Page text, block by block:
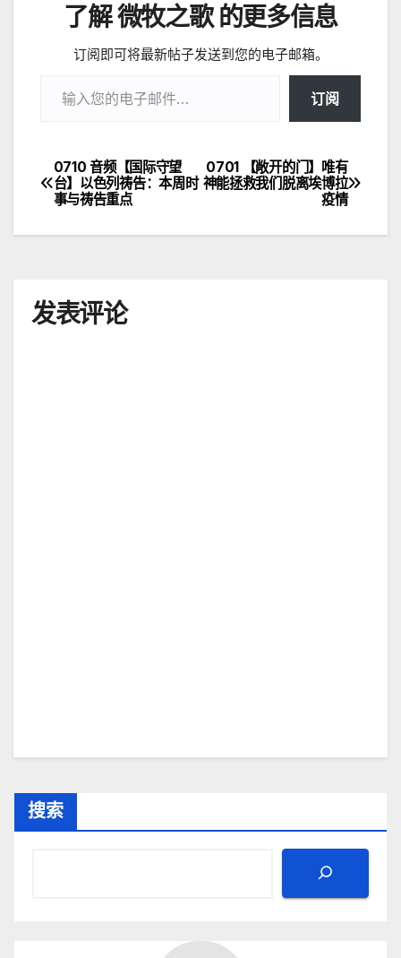
了解 微牧之歌 的更多信息
订阅即可将最新帖子发送到您的电子邮箱。
订阅
文
章
0701 【敞开的门】唯有
神能拯救我们脱离埃博拉
疫情
0710 音频【国际守望
台】以色列祷告：本周时
事与祷告重点
发表评论
搜索